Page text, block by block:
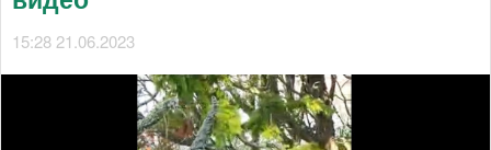
15:28 21.06.2023